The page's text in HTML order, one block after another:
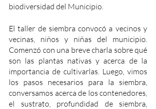
biodiversidad del Municipio.
El taller de siembra convocó a vecinos y
vecinas, niños y niñas del municipio.
Comenzó con una breve charla sobre qué
son las plantas nativas y acerca de la
importancia de cultivarlas. Luego, vimos
los pasos necesarios para la siembra,
conversamos acerca de los contenedores,
el sustrato, profundidad de siembra,